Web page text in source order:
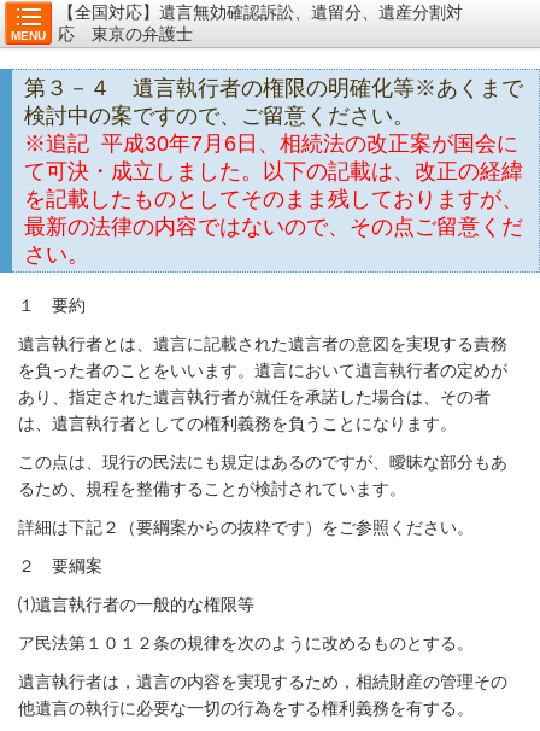
MENU
【全国対応】遺言無効確認訴訟、遺留分、遺産分割対
応 東京の弁護士
第３－４ 遺言執行者の権限の明確化等※あくまで
検討中の案ですので、ご留意ください。
※追記 平成30年7月6日、相続法の改正案が国会に
て可決・成立しました。以下の記載は、改正の経緯
を記載したものとしてそのまま残しておりますが、
最新の法律の内容ではないので、その点ご留意くだ
さい。
１ 要約
遺言執行者とは、遺言に記載された遺言者の意図を実現する責務
を負った者のことをいいます。遺言において遺言執行者の定めが
あり、指定された遺言執行者が就任を承諾した場合は、その者
は、遺言執行者としての権利義務を負うことになります。
この点は、現行の民法にも規定はあるのですが、曖昧な部分もあ
るため、規程を整備することが検討されています。
詳細は下記２（要綱案からの抜粋です）をご参照ください。
２ 要綱案
⑴遺言執行者の一般的な権限等
ア民法第１０１２条の規律を次のように改めるものとする。
遺言執行者は，遺言の内容を実現するため，相続財産の管理その
他遺言の執行に必要な一切の行為をする権利義務を有する。